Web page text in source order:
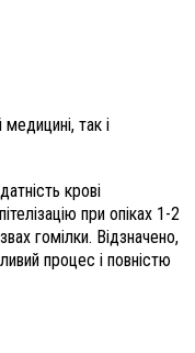
так і
крові
при опіках 1-2
гомілки. Відзначено,
процес і повністю